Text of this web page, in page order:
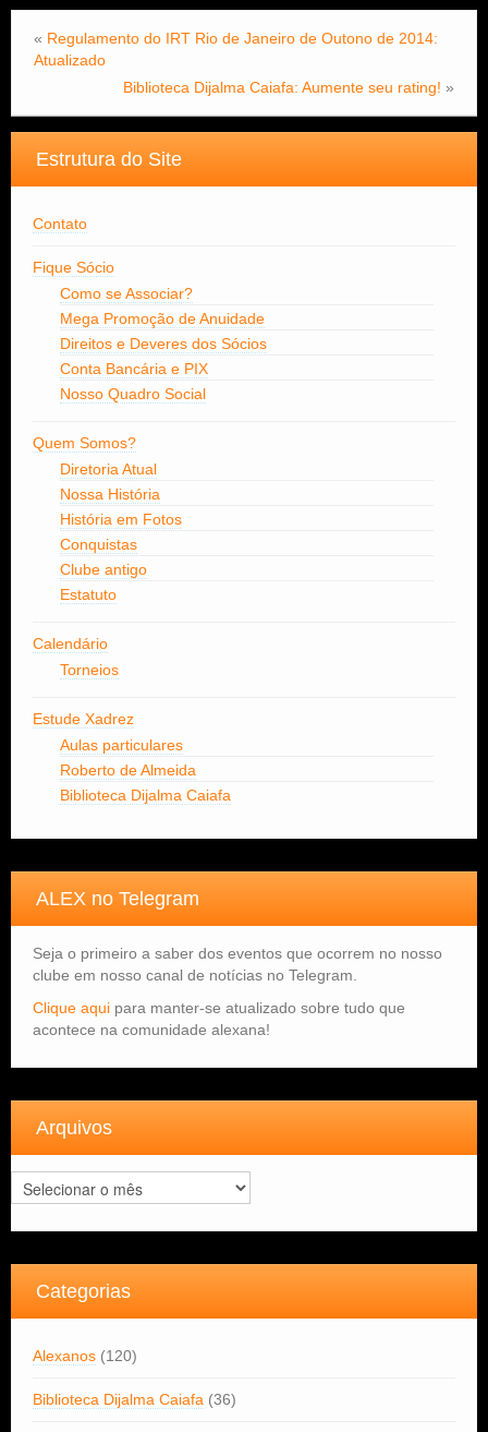
« Regulamento do IRT Rio de Janeiro de Outono de 2014:
Atualizado
Biblioteca Dijalma Caiafa: Aumente seu rating! »
Estrutura do Site
Contato
Fique Sócio
Como se Associar?
Mega Promoção de Anuidade
Direitos e Deveres dos Sócios
Conta Bancária e PIX
Nosso Quadro Social
Quem Somos?
Diretoria Atual
Nossa História
História em Fotos
Conquistas
Clube antigo
Estatuto
Calendário
Torneios
Estude Xadrez
Aulas particulares
Roberto de Almeida
Biblioteca Dijalma Caiafa
ALEX no Telegram
Seja o primeiro a saber dos eventos que ocorrem no nosso
clube em nosso canal de notícias no Telegram.
Clique aqui para manter-se atualizado sobre tudo que
acontece na comunidade alexana!
Arquivos
Arquivos
Categorias
Alexanos (120)
Biblioteca Dijalma Caiafa (36)